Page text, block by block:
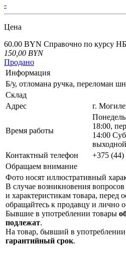
-
Цена
60.00 BYN Справочно по курсу
150,00 BYN
Продано
Информация
Б/у, отломана ручка, переломан
Склад
Адрес
г.
Время работы
18:00,
14:00
выходной
Контактный телефон
+375 (44)
Обращаем внимание
Фото носят иллюстративный
В случае возникновения
и характеристикам товара, перед
обращайтесь к продавцу и лично
Бывшие в употреблении товары
подлежат.
На товар, бывший в
гарантийный срок.